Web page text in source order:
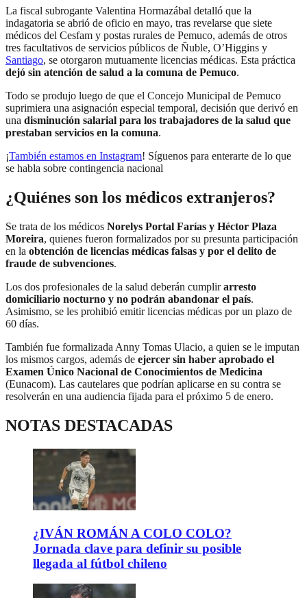
La fiscal subrogante Valentina Hormazábal detalló que la
indagatoria se abrió de oficio en mayo, tras revelarse que siete
médicos del Cesfam y postas rurales de Pemuco, además de otros
tres facultativos de servicios públicos de Ñuble, O’Higgins y
Santiago, se otorgaron mutuamente licencias médicas. Esta práctica
dejó sin atención de salud a la comuna de Pemuco.
Todo se produjo luego de que el Concejo Municipal de Pemuco
suprimiera una asignación especial temporal, decisión que derivó en
una disminución salarial para los trabajadores de la salud que
prestaban servicios en la comuna.
¡También estamos en Instagram! Síguenos para enterarte de lo que
se habla sobre contingencia nacional
¿Quiénes son los médicos extranjeros?
Se trata de los médicos Norelys Portal Farías y Héctor Plaza
Moreira, quienes fueron formalizados por su presunta participación
en la obtención de licencias médicas falsas y por el delito de
fraude de subvenciones.
Los dos profesionales de la salud deberán cumplirarresto
domiciliario nocturno y no podrán abandonar el país.
Asimismo, se les prohibió emitir licencias médicas por un plazo de
60 días.
También fue formalizada Anny Tomas Ulacio, a quien se le imputan
los mismos cargos, además de ejercer sin haber aprobado el
Examen Único Nacional de Conocimientos de Medicina
(Eunacom). Las cautelares que podrían aplicarse en su contra se
resolverán en una audiencia fijada para el próximo 5 de enero.
NOTAS DESTACADAS
¿IVÁN ROMÁN A COLO COLO?
Jornada clave para definir su posible
llegada al fútbol chileno